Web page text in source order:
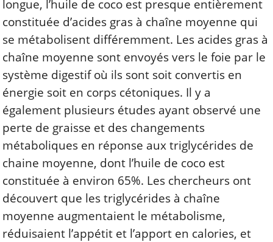
longue, l’huile de coco est presque entièrement
constituée d’acides gras à chaîne moyenne qui
se métabolisent différemment. Les acides gras à
chaîne moyenne sont envoyés vers le foie par le
système digestif où ils sont soit convertis en
énergie soit en corps cétoniques. Il y a
également plusieurs études ayant observé une
perte de graisse et des changements
métaboliques en réponse aux triglycérides de
chaine moyenne, dont l’huile de coco est
constituée à environ 65%. Les chercheurs ont
découvert que les triglycérides à chaîne
moyenne augmentaient le métabolisme,
réduisaient l’appétit et l’apport en calories, et